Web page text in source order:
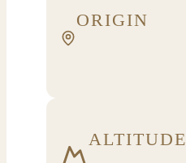
ORIGIN
ALTITUDE